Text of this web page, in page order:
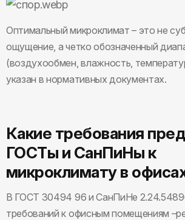
Оптимальный микроклимат – это не
ощущение, а четко обозначенный
(воздухообмен, влажность,
указан в нормативных документах.
Какие требования
ГОСТы и СанПиНы к
микроклимату в
В ГОСТ 30494 96 и СанПиНе
требований к офисным помещениям